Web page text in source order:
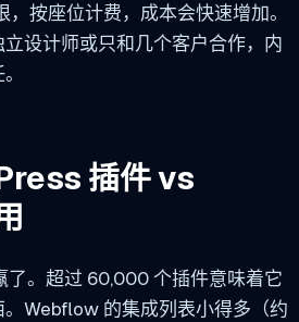
按座位计费，成本会快速增加。
设计师或只和几个客户合作，内
插件 vs
了。超过 60,000 个插件意味着它
Webflow 的集成列表小得多（约